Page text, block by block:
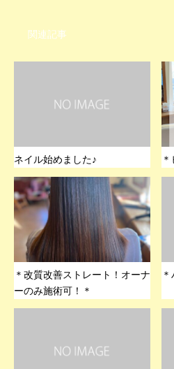
関連記事
ネイル始めました♪
＊改質改善ストレート！オーナ
ーのみ施術可！＊